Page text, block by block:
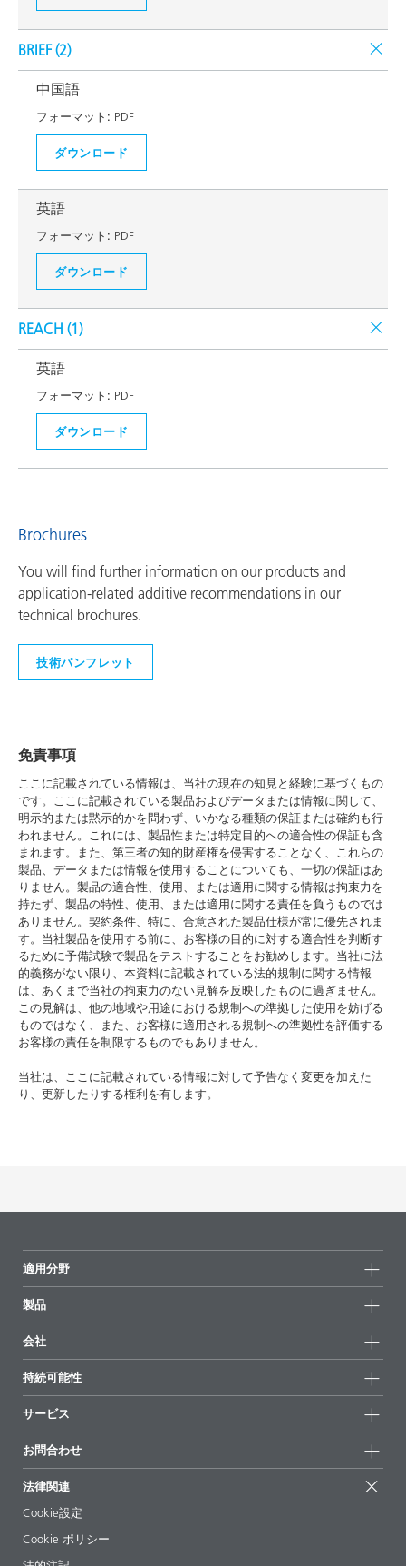
BRIEF (2)
中国語
フォーマット: PDF
ダウンロード
英語
フォーマット: PDF
ダウンロード
REACH (1)
英語
フォーマット: PDF
ダウンロード
Brochures
You will find further information on our products and
application-related additive recommendations in our
technical brochures.
技術パンフレット
免責事項
ここに記載されている情報は、当社の現在の知見と経験に基づくもの
です。ここに記載されている製品およびデータまたは情報に関して、
明示的または黙示的かを問わず、いかなる種類の保証または確約も行
われません。これには、製品性または特定目的への適合性の保証も含
まれます。また、第三者の知的財産権を侵害することなく、これらの
製品、データまたは情報を使用することについても、一切の保証はあ
りません。製品の適合性、使用、または適用に関する情報は拘束力を
持たず、製品の特性、使用、または適用に関する責任を負うものでは
ありません。契約条件、特に、合意された製品仕様が常に優先されま
す。当社製品を使用する前に、お客様の目的に対する適合性を判断す
るために予備試験で製品をテストすることをお勧めします。当社に法
的義務がない限り、本資料に記載されている法的規制に関する情報
は、あくまで当社の拘束力のない見解を反映したものに過ぎません。
この見解は、他の地域や用途における規制への準拠した使用を妨げる
ものではなく、また、お客様に適用される規制への準拠性を評価する
お客様の責任を制限するものでもありません。
当社は、ここに記載されている情報に対して予告なく変更を加えた
り、更新したりする権利を有します。
適用分野
製品
全製品
ハイライト
会社
ニュース
拠点と販売代理店
展示会 & イベント
経営陣
持続可能性
持続可能な製品
サクセスストーリー
EcoVadis
証明書
サービス
配合の出発点
論文記事
ebooks(電子書籍)
法令情報
お問合わせ
法律関連
Cookie設定
Cookie ポリシー